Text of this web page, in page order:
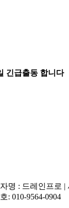
긴급출동 합니다
명 : 드레인프로 |
: 010-9564-0904